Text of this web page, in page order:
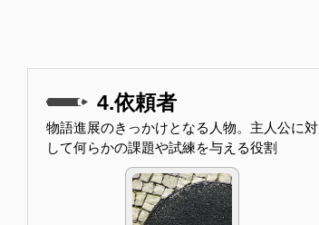
4.依頼者
物語進展のきっかけとなる人物。主人公に対
して何らかの課題や試練を与える役割